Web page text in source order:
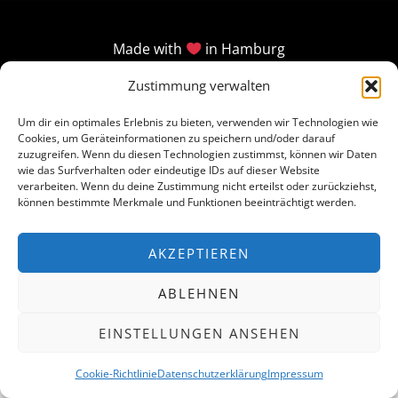
Zustimmung verwalten
Um dir ein optimales Erlebnis zu bieten, verwenden wir Technologien wie
Cookies, um Geräteinformationen zu speichern und/oder darauf
zuzugreifen. Wenn du diesen Technologien zustimmst, können wir Daten
wie das Surfverhalten oder eindeutige IDs auf dieser Website
verarbeiten. Wenn du deine Zustimmung nicht erteilst oder zurückziehst,
können bestimmte Merkmale und Funktionen beeinträchtigt werden.
AKZEPTIEREN
ABLEHNEN
EINSTELLUNGEN ANSEHEN
Cookie-RichtlinieDatenschutzerklärungImpressum
Made with in Hamburg